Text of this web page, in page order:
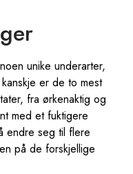
unike underarter,
er de to mest
fra ørkenaktig og
med et fuktigere
endre seg til flere
på de forskjellige